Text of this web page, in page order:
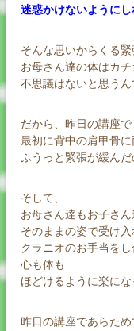
迷惑かけないようにし
そんな思いからくる
お母さん達の体はカ
不思議はないと思うん
だから、昨日の講座で
最初に背中の肩甲骨
ふうっと緊張が緩んだ
そして、
お母さん達もお子さん
そのままの姿で受け
クラニオのお手当をし
心も体も
ほどけるように楽に
昨日の講座であらため